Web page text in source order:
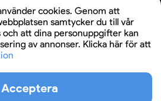
cookies. Genom att
samtycker du till vår
och att dina personuppgifter kan
av annonser. Klicka här för att
Acceptera